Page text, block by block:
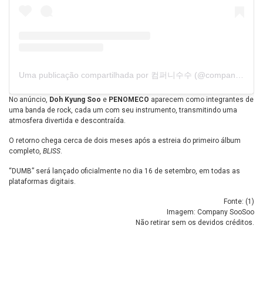
No anúncio, Doh Kyung Soo e PENOMECO aparecem como integrantes de
uma banda de rock, cada um com seu instrumento, transmitindo uma
atmosfera divertida e descontraída.
O retorno chega cerca de dois meses após a estreia do primeiro álbum
completo, BLISS
“DUMB” será lançado oficialmente no dia 16 de setembro, em todas as
plataformas digitais.
Fonte: (1 )
Imagem: Company SooSoo
Não retirar sem os devidos créditos.